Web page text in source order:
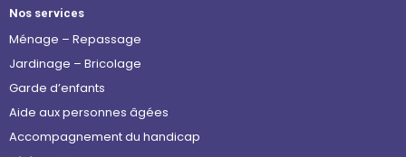
Nos services
Ménage – Repassage
Jardinage – Bricolage
Garde d’enfants
Aide aux personnes âgées
Accompagnement du handicap